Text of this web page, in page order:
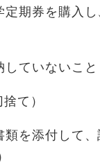
期券を購入
ていないこと
て）
を添付して